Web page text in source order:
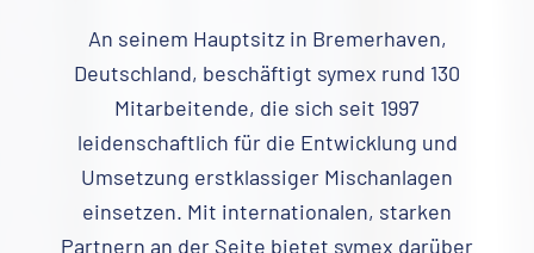
An seinem Hauptsitz in Bremerhaven,
Deutschland, beschäftigt symex rund 130
Mitarbeitende, die sich seit 1997
leidenschaftlich für die Entwicklung und
Umsetzung erstklassiger Mischanlagen
einsetzen. Mit internationalen, starken
Partnern an der Seite bietet symex darüber